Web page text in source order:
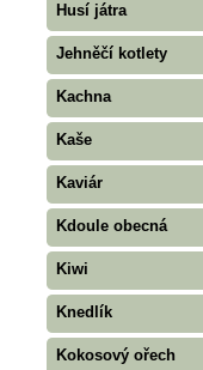
Husí játra
Jehněčí kotlety
Kachna
Kaše
Kaviár
Kdoule obecná
Kiwi
Knedlík
Kokosový ořech